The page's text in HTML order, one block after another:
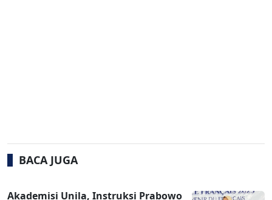
BACA JUGA
Akademisi Unila, Instruksi Prabowo